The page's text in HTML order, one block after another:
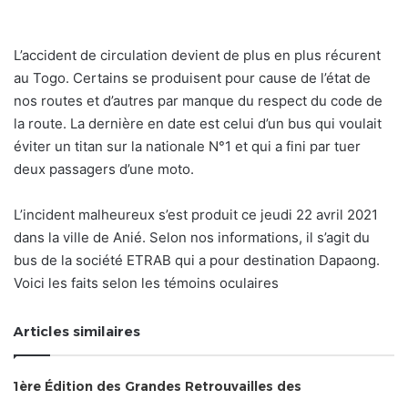
L’accident de circulation devient de plus en plus récurent
au Togo. Certains se produisent pour cause de l’état de
nos routes et d’autres par manque du respect du code de
la route. La dernière en date est celui d’un bus qui voulait
éviter un titan sur la nationale N°1 et qui a fini par tuer
deux passagers d’une moto.
L’incident malheureux s’est produit ce jeudi 22 avril 2021
dans la ville de Anié. Selon nos informations, il s’agit du
bus de la société ETRAB qui a pour destination Dapaong.
Voici les faits selon les témoins oculaires
Articles similaires
1ère Édition des Grandes Retrouvailles des